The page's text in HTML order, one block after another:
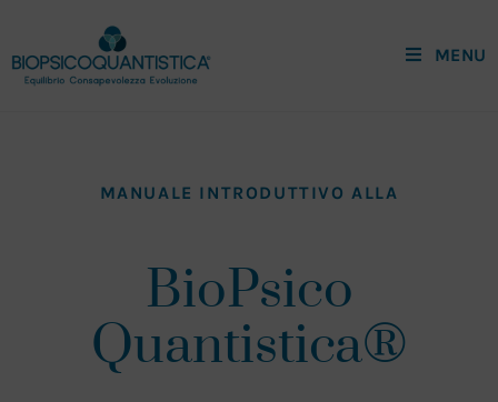
MENU
MANUALE INTRODUTTIVO ALLA
BioPsico
Quantistica®